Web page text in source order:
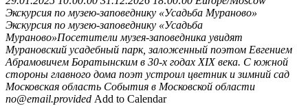
Экскурсия по музею-заповеднику «Усадьба Мураново»
Экскурсия по музею-заповеднику «Усадьба
Мураново»Посетители музея-заповедника увидят
Мурановский усадебный парк, заложенный поэтом Евгением
Абрамовичем Боратынским в 30-х годах XIX века. С южной
стороны главного дома поэт устроил цветник и зимний сад
Московская область События в Московской области
no@email.provided Add to Calendar